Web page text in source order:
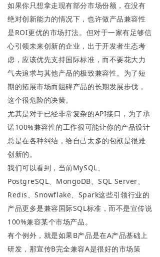
如果你只想拿走现有部分市场份额，在没有
绝对创新能力的情况下，也许做产品兼容性
是ROI更优的市场打法。但对于一家有足够信
心引领未来创新的企业，出于开发者生态考
虑，应该优先支持国际标准，而不要花大力
气去追求与其他产品的极致兼容性。为了短
期的拓展市场而阻碍产品的长期发展步伐，
这个很危险的决策。
尤其是对于已经非常复杂的API接口，为了承
诺100%兼容性的工作很可能让你的产品设计
总是在各种纠结，给自己太多的包袱是很难
创新的。
我们可以看到，当前MySQL、
PostgreSQL、MongoDB、SQL Server、
Redis、Snowflake、Spark这些引领行业的
产品更多是兼容国际SQL标准，而不是宣传说
100%兼容某个市场产品。
有个例外，就是如果B产品是在A产品基础上
研发，那宣传B完全兼容A是很好的市场策